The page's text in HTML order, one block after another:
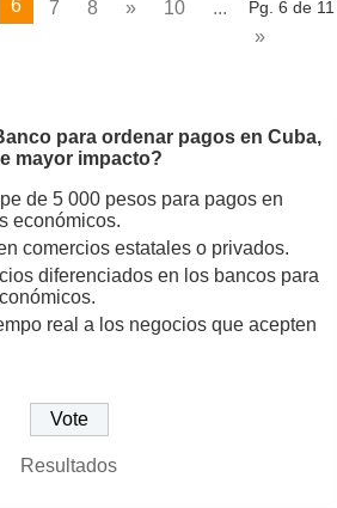
Pg. 6 de 11
6 7 8 » 10
...
»
para ordenar pagos en Cuba,
mayor impacto?
de 5 000 pesos para pagos en
económicos.
comercios estatales o privados.
diferenciados en los bancos para
real a los negocios que acepten
Resultados